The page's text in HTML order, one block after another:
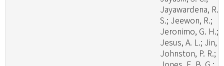
Jayawardena, R.
S.; Jeewon, R.;
Jeronimo, G. H.;
Jesus, A. L.; Jin,
Johnston, P. R.;